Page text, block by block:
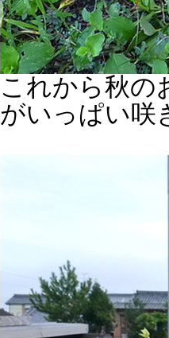
これから秋の
がいっぱい咲